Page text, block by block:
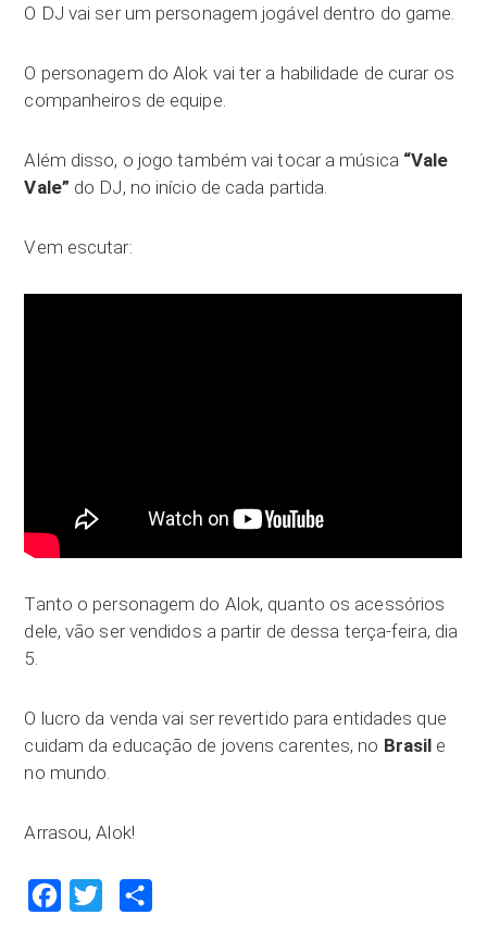
O DJ vai ser um personagem jogável dentro do game.
O personagem do Alok vai ter a habilidade de curar os
companheiros de equipe.
Além disso, o jogo também vai tocar a música “Vale
Vale” do DJ, no início de cada partida.
Vem escutar:
Tanto o personagem do Alok, quanto os acessórios
dele, vão ser vendidos a partir de dessa terça-feira, dia
5.
O lucro da venda vai ser revertido para entidades que
cuidam da educação de jovens carentes, no Brasil e
no mundo.
Arrasou, Alok!
Facebook Twitter